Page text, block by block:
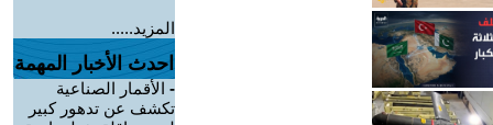
المزيد.....
احدث الأخبار المهمة
- الأقمار الصناعية
تكشف عن تدهور كبير